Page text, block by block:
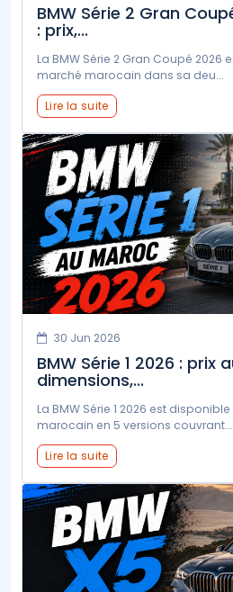
BMW Série 2 Gran
: prix,...
La BMW Série 2 Gran Coupé 2026
marché marocain dans sa deu...
Lire la suite
30 Jun 2026
BMW Série 1 2026 : prix
dimensions,...
La BMW Série 1 2026 est
marocain en 5 versions couvrant...
Lire la suite